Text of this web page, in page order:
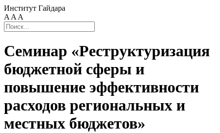
Институт Гайдара
A A A
Семинар «Реструктуризация
бюджетной сферы и
повышение эффективности
расходов региональных и
местных бюджетов»